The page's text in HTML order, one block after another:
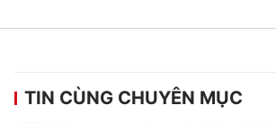
TIN CÙNG CHUYÊN MỤC